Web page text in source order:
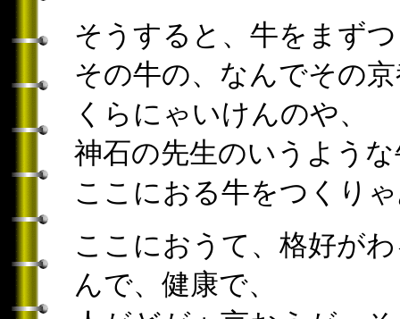
そうすると、牛をまず
その牛の、なんでその
くらにゃいけんのや、
神石の先生のいうよう
ここにおる牛をつくり
ここにおうて、格好が
んで、健康で、